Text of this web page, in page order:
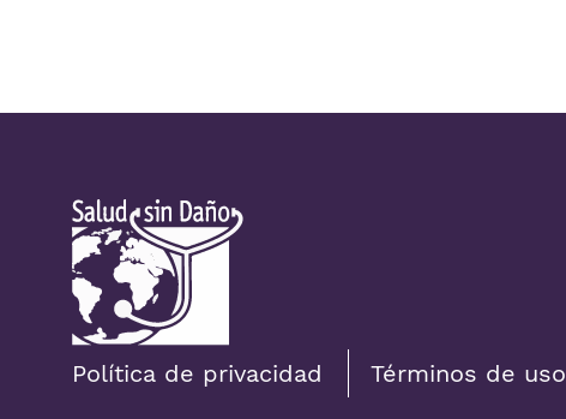
Política de privacidad Términos de uso
YouTube